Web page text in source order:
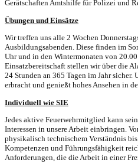
Gerätschaften Amtshilfe für Polizei und
Übungen und Einsätze
Wir treffen uns alle 2 Wochen
Ausbildungsabenden. Diese finden im
Uhr und in den Wintermonaten von
Einsatzbereitschaft stellen wir über die
24 Stunden an 365 Tagen im Jahr
erbracht und genießt hohes Ansehen in
Individuell wie SIE
Jedes aktive Feuerwehrmitglied kann
Interessen in unsere Arbeit einbringen.
physikalisch technischem Verständnis
Kompetenzen und Führungsfähigkeit
Anforderungen, die die Arbeit in einer